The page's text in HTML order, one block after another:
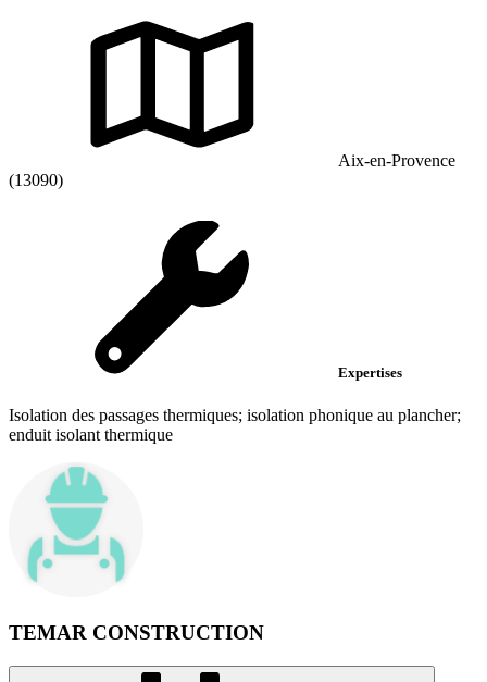
Aix-en-Provence
(13090)
Expertises
Isolation des passages thermiques; isolation phonique au plancher;
enduit isolant thermique
TEMAR CONSTRUCTION